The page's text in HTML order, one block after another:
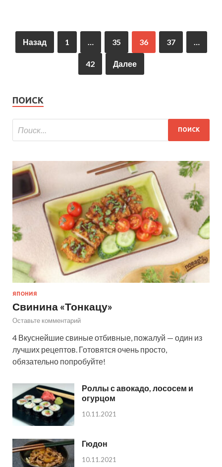
Назад 1 … 35 36 37 …
42 Далее
ПОИСК
ЯПОНИЯ
Свинина «Тонкацу»
Оставьте комментарий
4 Вкуснейшие свиные отбивные, пожалуй — один из
лучших рецептов. Готовятся очень просто,
обязательно попробуйте!
Роллы с авокадо, лососем и
огурцом
10.11.2021
Гюдон
10.11.2021